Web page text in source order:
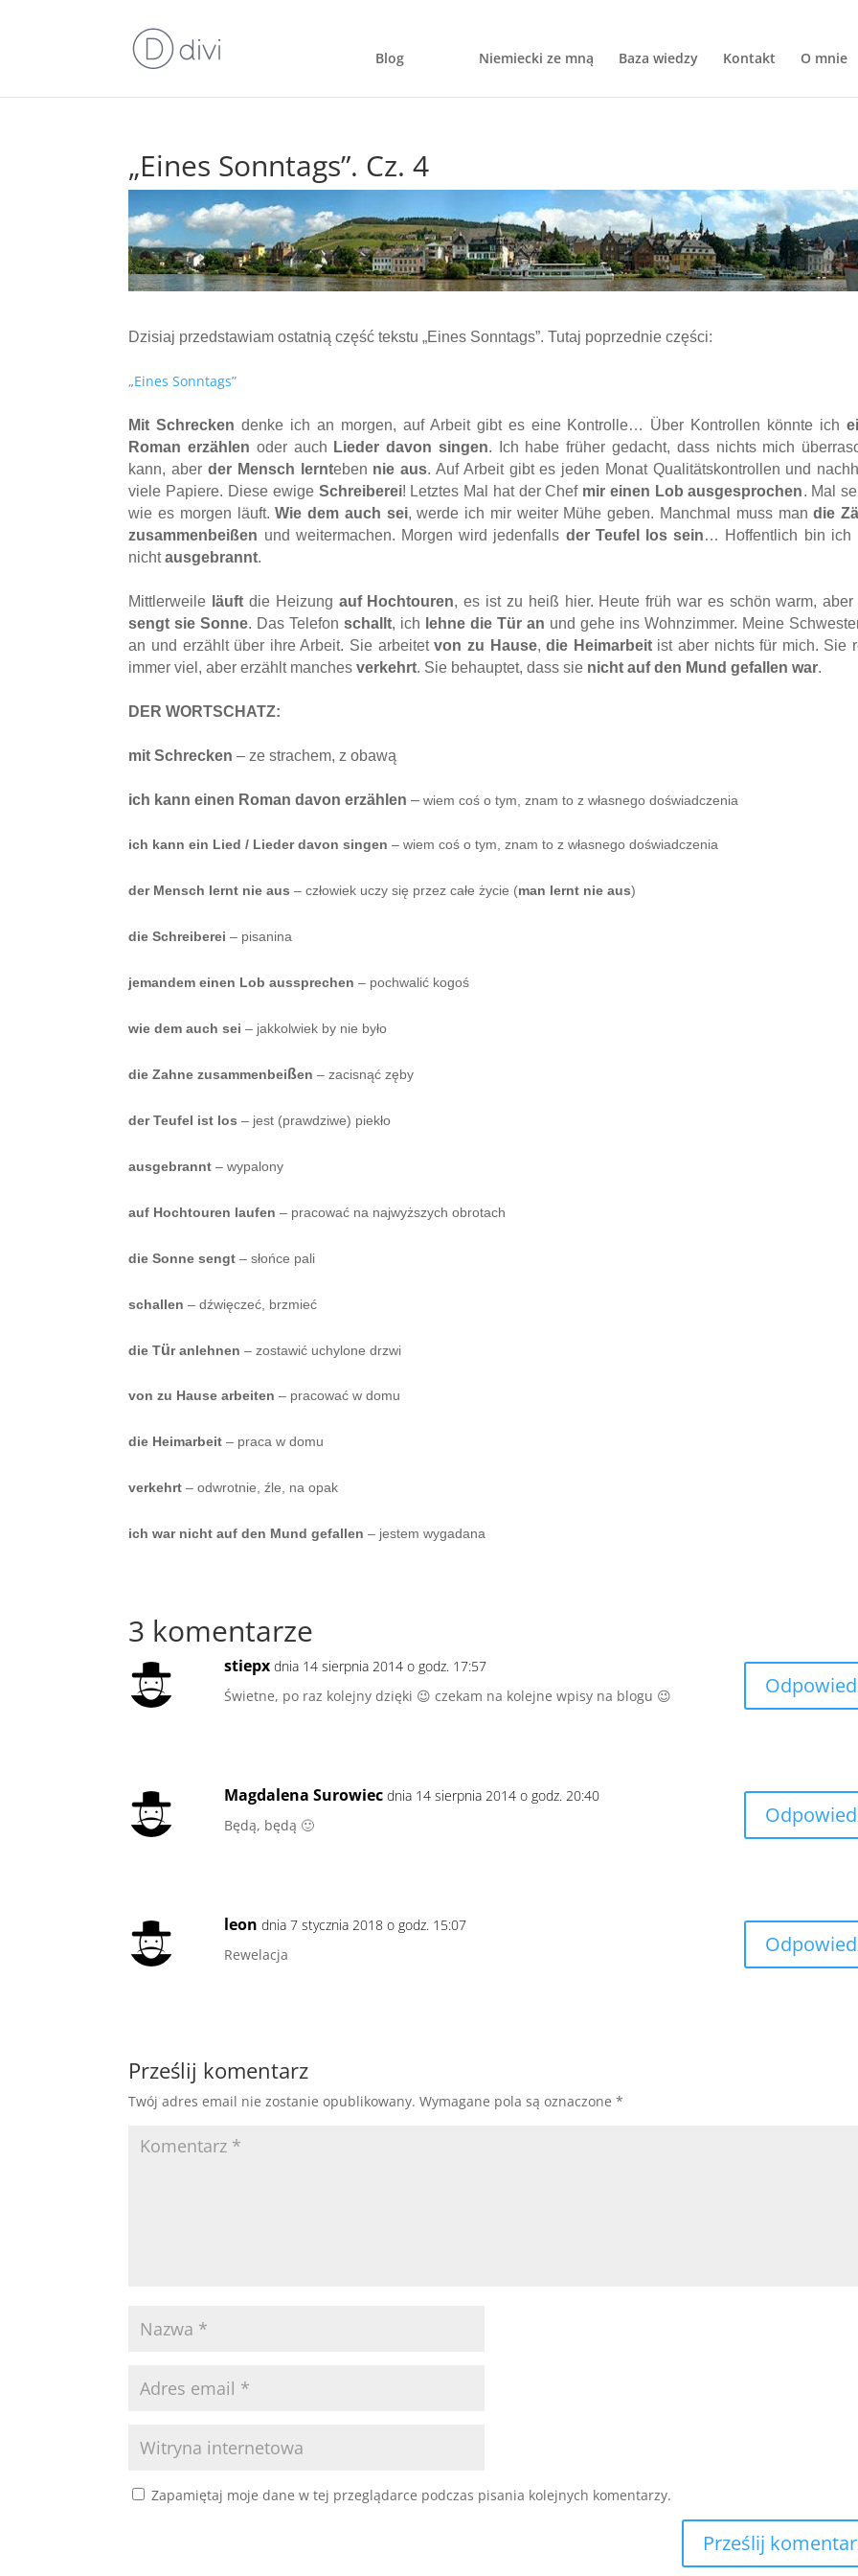
Blog Niemiecki ze mną Baza wiedzy Kontakt O mnie
„Eines Sonntags”. Cz. 4
Dzisiaj przedstawiam ostatnią część tekstu „Eines Sonntags”. Tutaj poprzednie części:
„Eines Sonntags”
Mit Schrecken denke ich an morgen, auf Arbeit gibt es eine Kontrolle… Über Kontrollen könnte ich
Roman erzählen oder auch Lieder davon singen. Ich habe früher gedacht, dass nichts mich
kann, aber der Mensch lernteben nie aus. Auf Arbeit gibt es jeden Monat Qualitätskontrollen und
viele Papiere. Diese ewige Schreiberei! Letztes Mal hat der Chef mir einen Lob ausgesprochen. Mal
wie es morgen läuft.Wie dem auch sei, werde ich mir weiter Mühe geben. Manchmal muss mandie
zusammenbeißen und weitermachen. Morgen wird jedenfalls der Teufel los sein… Hoffentlich bin ich
nichtausgebrannt.
Mittlerweile läuft die Heizung auf Hochtouren, es ist zu heiß hier. Heute früh war es schön warm, aber
sengt sie Sonne. Das Telefonschallt, ich lehne die Tür an und gehe ins Wohnzimmer. Meine
an und erzählt über ihre Arbeit. Sie arbeitetvon zu Hause,die Heimarbeitist aber nichts für mich. Sie
immer viel, aber erzählt manchesverkehrt. Sie behauptet, dass sie nicht auf den Mund gefallen war.
DER WORTSCHATZ:
mit Schrecken – ze strachem, z obawą
ich kann einen Roman davon erzählen –wiem coś o tym, znam to z własnego doświadczenia
ich kann ein Lied / Lieder davon singen – wiem coś o tym, znam to z własnego doświadczenia
der Mensch lernt nie aus – człowiek uczy się przez całe życie (man lernt nie aus)
die Schreiberei – pisanina
jemandem einen Lob aussprechen – pochwalić kogoś
wie dem auch sei – jakkolwiek by nie było
die Zahne zusammenbeißen – zacisnąć zęby
der Teufel ist los – jest (prawdziwe) piekło
ausgebrannt – wypalony
auf Hochtouren laufen – pracować na najwyższych obrotach
die Sonne sengt – słońce pali
schallen – dźwięczeć, brzmieć
die Tür anlehnen – zostawić uchylone drzwi
von zu Hause arbeiten – pracować w domu
die Heimarbeit – praca w domu
verkehrt – odwrotnie, źle, na opak
ich war nicht auf den Mund gefallen – jestem wygadana
3 komentarze
stiepx dnia 14 sierpnia 2014 o godz. 17:57
Świetne, po raz kolejny dzięki 😉 czekam na kolejne wpisy na blogu 😉
Magdalena Surowiec dnia 14 sierpnia 2014 o godz. 20:40
Będą, będą 🙂
leon dnia 7 stycznia 2018 o godz. 15:07
Rewelacja
Prześlij komentarz
Twój adres email nie zostanie opublikowany. Wymagane pola są oznaczone*
Zapamiętaj moje dane w tej przeglądarce podczas pisania kolejnych komentarzy.